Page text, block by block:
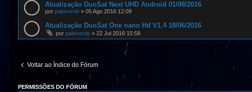
Atualização DuoSat Next UHD Android 01/08/2016
por paloverde » 05 Ago 2016 12:09
Atualização DuoSat One nano Hd V1.4 18/06/2016
por paloverde » 22 Jul 2016 15:58
Voltar ao Índice do Fórum
PERMISSÕES DO FÓRUM